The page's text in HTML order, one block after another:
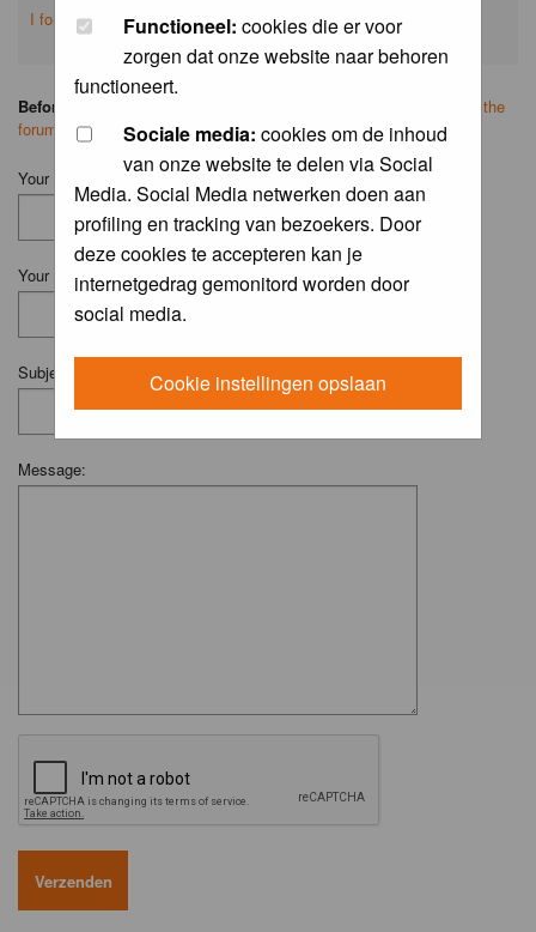
Functioneel: cookies die er voor
zorgen dat onze website naar behoren
functioneert.
Sociale media: cookies om de inhoud
van onze website te delen via Social
Media. Social Media netwerken doen aan
profiling en tracking van bezoekers. Door
deze cookies te accepteren kan je
internetgedrag gemonitord worden door
social media.
Cookie instellingen opslaan
I forgot my password
Before you ask your question:
search on the
forum
first.
Your Name (Fill in your username if you have one):
Your Email:
Subject:
Message: